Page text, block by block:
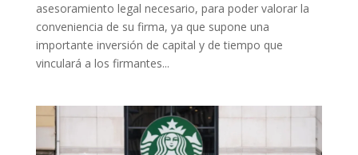
asesoramiento legal necesario, para poder valorar la
conveniencia de su firma, ya que supone una
importante inversión de capital y de tiempo que
vinculará a los firmantes...